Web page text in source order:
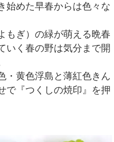
始めた早春からは色々な
もぎ）の緑が萌える晩春
いく春の野は気分まで開
・黄色浮島と薄紅色きん
で『つくしの焼印』を押